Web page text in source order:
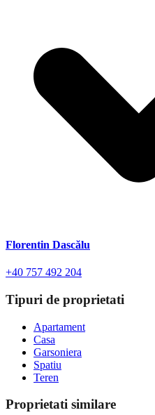
Florentin Dascălu
+40 757 492 204
Tipuri de proprietati
Apartament
Casa
Garsoniera
Spatiu
Teren
Proprietati similare